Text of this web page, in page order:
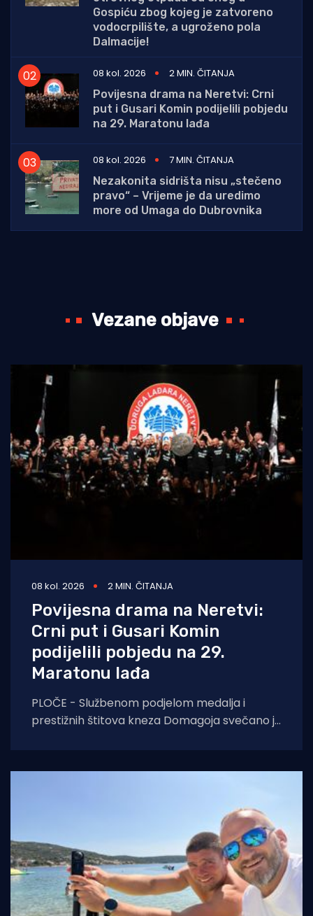
Gospiću zbog kojeg je zatvoreno
vodocrpilište, a ugroženo pola
Dalmacije!
08 kol. 2026
2 MIN. ČITANJA
Povijesna drama na Neretvi: Crni
put i Gusari Komin podijelili pobjedu
na 29. Maratonu lađa
08 kol. 2026
7 MIN. ČITANJA
Nezakonita sidrišta nisu „stečeno
pravo“ – Vrijeme je da uredimo
more od Umaga do Dubrovnika
Vezane objave
08 kol. 2026 2 MIN. ČITANJA
Povijesna drama na Neretvi:
Crni put i Gusari Komin
podijelili pobjedu na 29.
Maratonu lađa
PLOČE - Službenom podjelom medalja i
prestižnih štitova kneza Domagoja svečano je